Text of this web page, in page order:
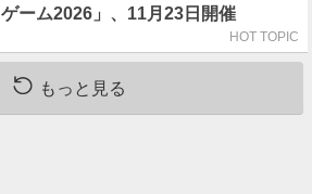
ゲーム2026」、11月23日開催
HOT TOPIC
もっと見る